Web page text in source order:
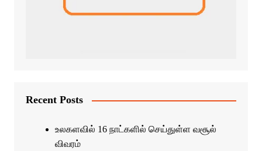
Recent Posts
உலகளவில் 16 நாட்களில் செய்துள்ள வசூல்
விவரம்